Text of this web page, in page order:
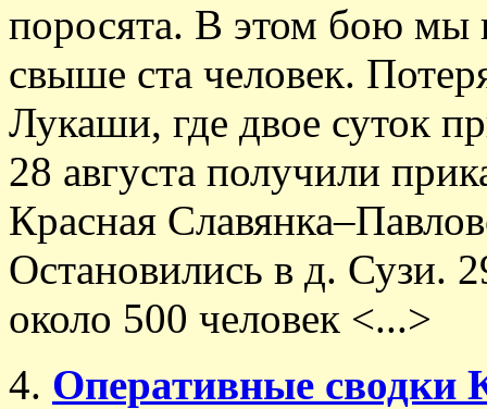
поросята. В этом бою мы
свыше ста человек.
Лукаши, где двое суток
28 августа получили
Красная
Остановились в д. Сузи.
около 500 человек <...>
4. Оперативные сводки